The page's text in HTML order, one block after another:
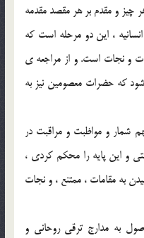
چيز و مقدم بر هر مقصد مقدمه
، اين دو مرحله است که
و نجات است. و از مراجعه ي
که حضرات معصومين نيز به
شمار و مواظبت و مراقبت در
و اين پايه را محکم کردي ،
به مقامات ، ممتنع ، و نجات
به مدارج ترقي روحاني و